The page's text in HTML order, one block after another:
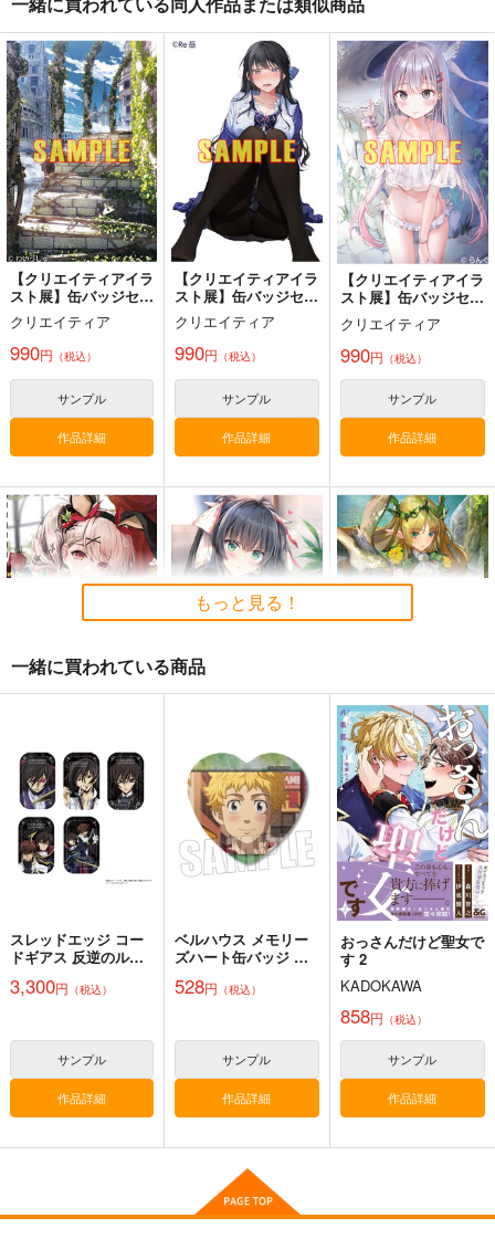
夏色しずく
5年目の放課後
899円（税込）
オリジナル しずく
サンプル
カート
黒白のアヴェスター 4
神座万象・第十四機
専売 3,144円（税込）
オリジナル
サンプル
Fresh＆Smooth
ロイヤルマウンテン
770円（税込）
オリジナル
青山 澄香
白峰 莉花
メレ・レタナグア
サンプル
カート
コミケ童話の裏話総集
編4
おのでら総本舗
（税込）
サンプル
FETISH ACADEMY
ロイヤルマウンテン
770円（税込）
青山 澄香
白峰 莉花
メレ・レタナグア
サンプル
黒白のアヴェスター 2
神座万象・第十四機
サンプル
カート
神座万象・第十四機
関
専売 2,178円（税込）
カート
図鑑3
なぐもカレー部
円（税込）
サンプル
カート
≫【B5アクリルボー
ド】艶娘幻夢譚
T2 ART WORKS
4,400円
カート
【クリエイティアイラ
スト展】缶バッジセッ
ト わいっしゅ
クリエイティア
990円 （税込）
サンプル
作品詳細
【クリエイティアイラ
スト展】缶バッジセッ
ト Re岳
クリエイティア
990円 （税込）
サンプル
作品詳細
【クリエイティアイラ
スト展】缶バッジセッ
ト らんぐ
クリエイティア
990円 （税込）
サンプル
作品詳細
スト展】缶バッジセッ
ト YuzuKi
クリエイティア
990円（税込）
サンプル
スト展】缶バッジセッ
ト maruma(まるま)
クリエイティア
990円（税込）
サンプル
【クリエイティアイラ
スト展】缶バッジセッ
ト pupps
クリエイティア
990円 （税込）
サンプル
作品詳細
ト 花咲方茶
【クリエイティアイラ
スト展】缶バッジセッ
ト so品
ト サイトー
もっと見る！
一緒に買われている商品
スレッドエッジ コー
ドギアス 反逆のルル
クチャーズ スクエア
3,300円 （税込）
サンプル
作品詳細
ベルハウス メモリー
ズハート缶バッジ 東
528円 （税込）
サンプル
作品詳細
おっさんだけど聖女で
す 2
KADOKAWA
858円 （税込）
サンプル
作品詳細